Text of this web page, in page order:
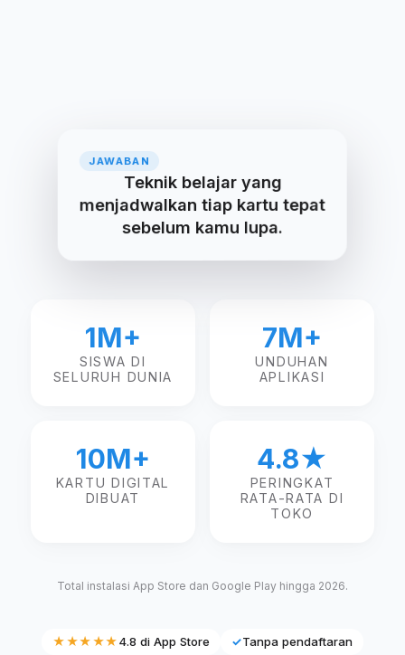
PERTANYAAN
Apa itu pengulangan berjeda?
Teknik belajar yang
menjadwalkan tiap kartu tepat
sebelum kamu lupa.
1M+
SISWA DI
SELURUH DUNIA
7M+
UNDUHAN
APLIKASI
10M+
KARTU DIGITAL
DIBUAT
4.8★
PERINGKAT
RATA-RATA DI
TOKO
Total instalasi App Store dan Google Play hingga 2026.
★★★★★4.8 di App Store ✓Tanpa pendaftaran